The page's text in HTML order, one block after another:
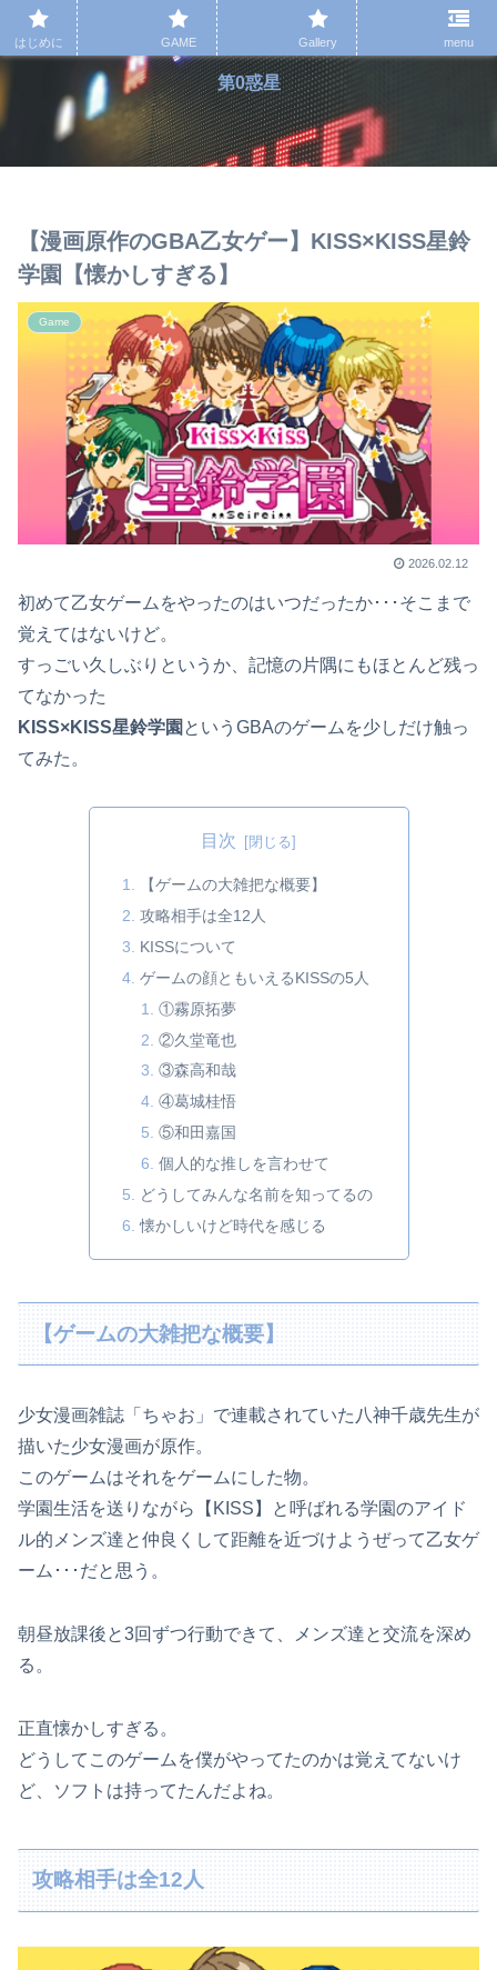
第0惑星
【漫画原作のGBA乙女ゲー】KISS×KISS星鈴
学園【懐かしすぎる】
Game
2026.02.12
初めて乙女ゲームをやったのはいつだったか･･･そこまで
覚えてはないけど。
すっごい久しぶりというか、記憶の片隅にもほとんど残っ
てなかった
KISS×KISS星鈴学園 というGBAのゲームを少しだけ触っ
てみた。
目次
【ゲームの大雑把な概要】
攻略相手は全12人
KISSについて
ゲームの顔ともいえるKISSの5人
①霧原拓夢
②久堂竜也
③森高和哉
④葛城桂悟
⑤和田嘉国
個人的な推しを言わせて
どうしてみんな名前を知ってるの
懐かしいけど時代を感じる
【ゲームの大雑把な概要】
少女漫画雑誌「ちゃお」で連載されていた八神千歳先生が
描いた少女漫画が原作。
このゲームはそれをゲームにした物。
学園生活を送りながら【KISS】と呼ばれる学園のアイド
ル的 メンズ達と仲良くして距離を近づけようぜって乙女ゲ
ーム･･･ だと思う。
朝昼放課後と3回ずつ行動できて、メンズ達と交流を深め
る。
正直懐かしすぎる。
どうしてこのゲームを僕がやってたのかは覚えてないけ
ど、ソフト は持ってたんだよね。
攻略相手は全12人
はじめに GAME Gallery menu